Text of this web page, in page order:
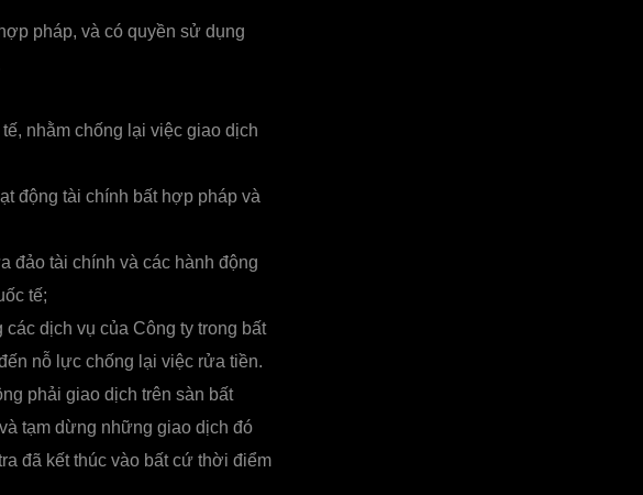
pháp, và có quyền sử dụng
nhằm chống lại việc giao dịch
động tài chính bất hợp pháp và
đảo tài chính và các hành động
tế;
dịch vụ của Công ty trong bất
nỗ lực chống lại việc rửa tiền.
phải giao dịch trên sàn bất
tạm dừng những giao dịch đó
đã kết thúc vào bất cứ thời điểm